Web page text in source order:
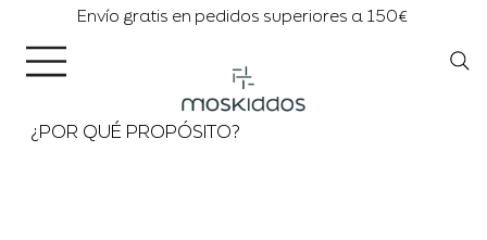
Envío gratis en pedidos superiores a 150€
¿POR QUÉ PROPÓSITO?